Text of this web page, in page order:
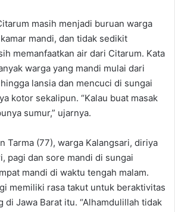
masih menjadi buruan warga
mandi, dan tidak sedikit
memanfaatkan air dari Citarum. Kata
warga yang mandi mulai dari
lansia dan mencuci di sungai
kotor sekalipun. “Kalau buat masak
sumur,” ujarnya.
Tarma (77), warga Kalangsari, diriya
pagi dan sore mandi di sungai
mandi di waktu tengah malam.
memiliki rasa takut untuk beraktivitas
di Jawa Barat itu. “Alhamdulillah tidak